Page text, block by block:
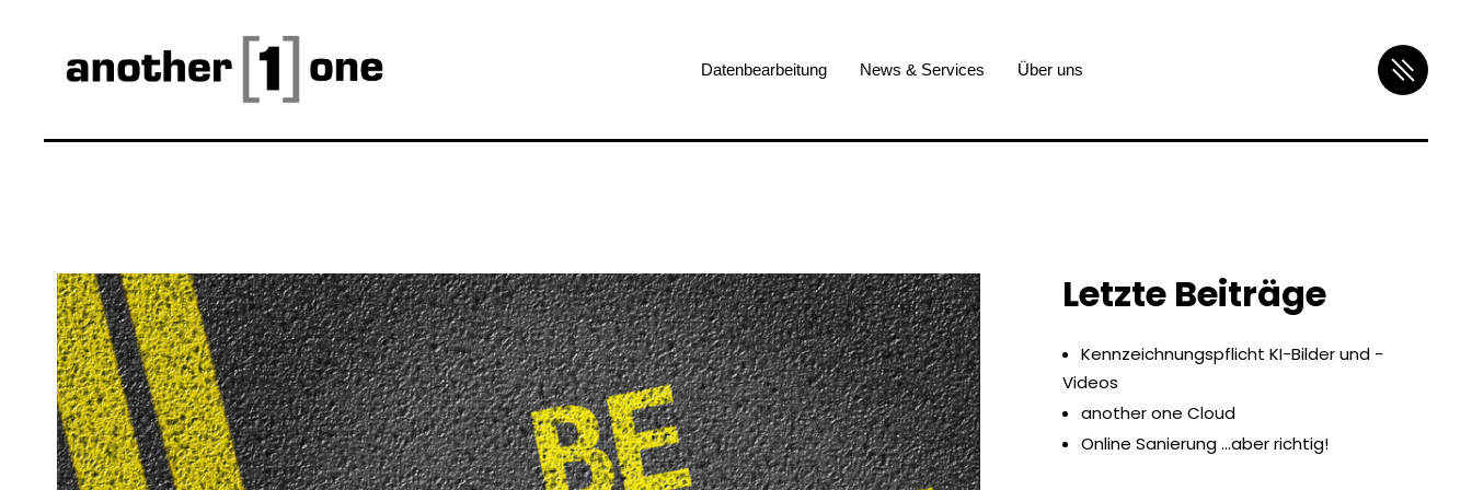
Datenbearbeitung News & Services Über uns
Letzte Beiträge
Kennzeichnungspflicht KI-Bilder und -
Videos
another one Cloud
Online Sanierung …aber richtig!